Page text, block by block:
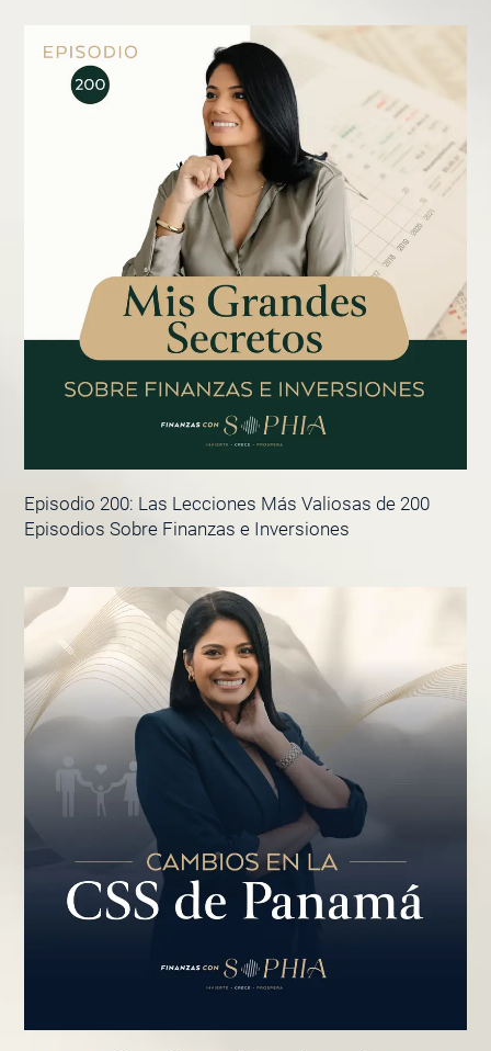
Episodio 200: Las Lecciones Más Valiosas de 200
Episodios Sobre Finanzas e Inversiones